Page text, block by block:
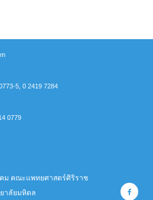
5, 0 2419 7284
0779
ม คณะแพทยศาสตร์ศิริราช
าลัยมหิดล